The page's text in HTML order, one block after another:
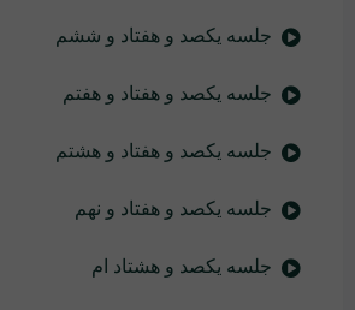
جلسه یکصد و هفتاد و ششم
جلسه یکصد و هفتاد و هفتم
جلسه یکصد و هفتاد و هشتم
جلسه یکصد و هفتاد و نهم
جلسه یکصد و هشتاد ام